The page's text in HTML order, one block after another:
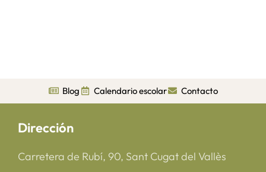
Blog Calendario escolar Contacto
Dirección
Carretera de Rubí, 90, Sant Cugat del Vallès